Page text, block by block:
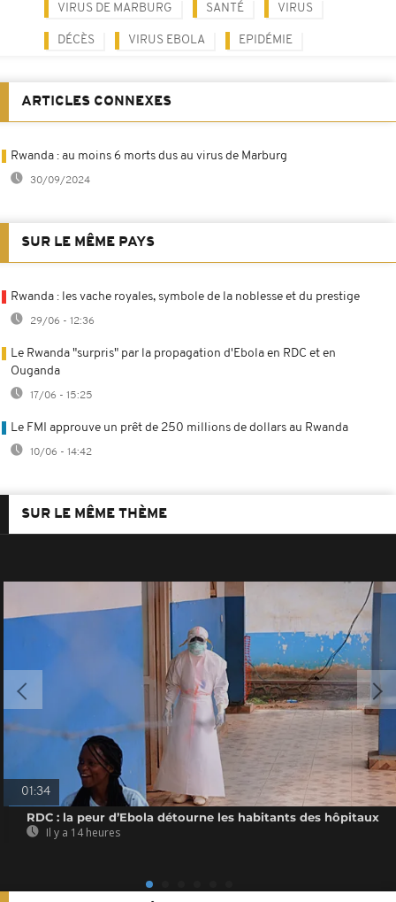
VIRUS DE MARBURG SANTÉ VIRUS
DÉCÈS VIRUS EBOLA EPIDÉMIE
ARTICLES CONNEXES
Rwanda : au moins 6 morts dus au virus de Marburg
30/09/2024
SUR LE MÊME PAYS
Rwanda : les vache royales, symbole de la noblesse et du prestige
29/06 - 12:36
Le Rwanda "surpris" par la propagation d'Ebola en RDC et en
Ouganda
17/06 - 15:25
Le FMI approuve un prêt de 250 millions de dollars au Rwanda
10/06 - 14:42
SUR LE MÊME THÈME
01:34
RDC : la peur d’Ebola détourne les habitants des hôpitaux
Il y a 14 heures